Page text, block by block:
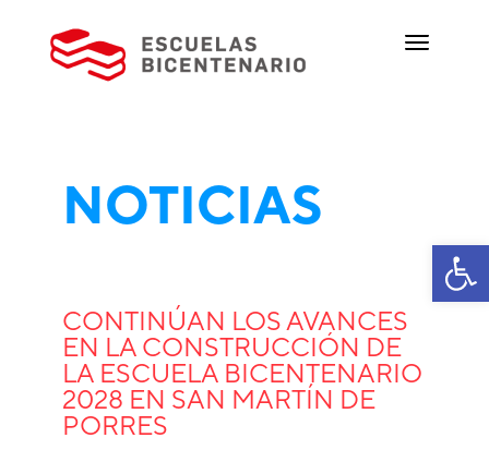
NOTICIAS
CONTINÚAN LOS AVANCES
EN LA CONSTRUCCIÓN DE
LA ESCUELA BICENTENARIO
2028 EN SAN MARTÍN DE
PORRES